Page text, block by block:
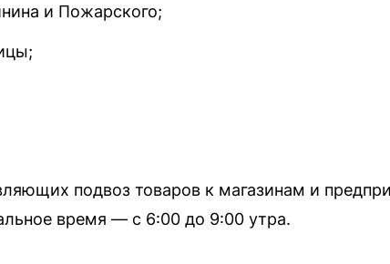
и Пожарского;
подвоз товаров к магазинам и
время — с 6:00 до 9:00 утра.